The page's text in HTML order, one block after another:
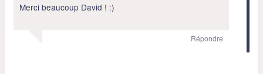
Merci beaucoup David ! :)
Répondre